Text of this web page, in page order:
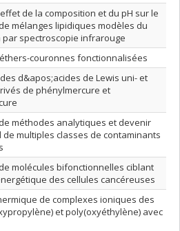
de la composition et du pH sur le
mélanges lipidiques modèles du
par spectroscopie infrarouge
couronnes fonctionnalisées
d&apos;acides de Lewis uni- et
de phénylmercure et
méthodes analytiques et devenir
multiples classes de contaminants
molécules bifonctionnelles ciblant
des cellules cancéreuses
de complexes ioniques des
et poly(oxyéthylène) avec